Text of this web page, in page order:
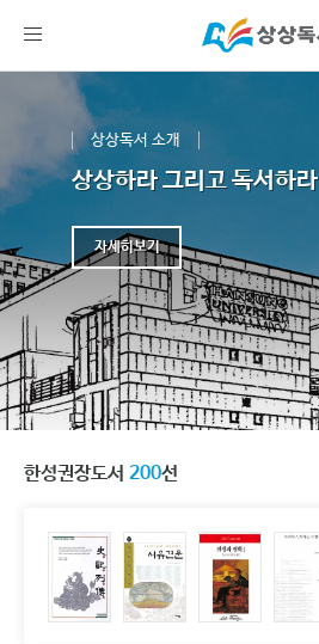
상상독서 소개
상상하라 그리고 독서하라
자세히보기
한성권장도서 200선